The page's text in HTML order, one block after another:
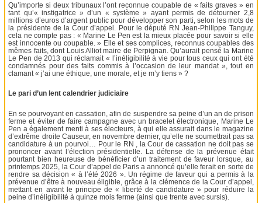
Qu’importe si deux tribunaux l’ont reconnue coupable de « faits graves » en
tant qu’« instigatrice » d’un « système » ayant permis de détourner 2,8
millions d’euros d’argent public pour développer son parti, selon les mots de
la présidente de la Cour d’appel. Pour le député RN Jean-Philippe Tanguy,
cela ne compte pas : « Marine Le Pen est la mieux placée pour savoir si elle
est innocente ou coupable. » Elle et ses complices, reconnus coupables des
mêmes faits, dont Louis Alliot maire de Perpignan. Qu’aurait pensé la Marine
Le Pen de 2013 qui réclamait « l’inéligibilité à vie pour tous ceux qui ont été
condamnés pour des faits commis à l’occasion de leur mandat », tout en
clamant « j’ai une éthique, une morale, et je m’y tiens » ?
Le pari d’un lent calendrier judiciaire
En se pourvoyant en cassation, afin de suspendre sa peine d’un an de prison
ferme et éviter de faire campagne avec un bracelet électronique, Marine Le
Pen a également menti à ses électeurs, à qui elle assurait dans le magazine
d’extrême droite Causeur, en novembre dernier, qu’elle ne soumettrait pas sa
candidature à un pourvoi… Pour le RN , la Cour de cassation ne doit pas se
prononcer avant l’élection présidentielle. La défense de la prévenue était
pourtant bien heureuse de bénéficier d’un traitement de faveur lorsque, au
printemps 2025, la Cour d’appel de Paris a annoncé qu’elle ferait en sorte de
rendre sa décision « à l’été 2026 ». Un régime de faveur qui a permis à la
prévenue d’être à nouveau éligible, grâce à la clémence de la Cour d’appel,
mettant en avant le principe de « liberté de candidature » pour réduire la
peine d’inéligibilité à quinze mois ferme (ainsi que trente avec sursis).